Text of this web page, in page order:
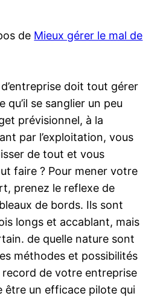
de Mieux gérer le mal de
d’entreprise doit tout gérer
qu’il se sanglier un peu
prévisionnel, à la
par l’exploitation, vous
de tout et vous
faire ? Pour mener votre
prenez le reflexe de
de bords. Ils sont
longs et accablant, mais
de quelle nature sont
méthodes et possibilités
de votre entreprise
être un efficace pilote qui